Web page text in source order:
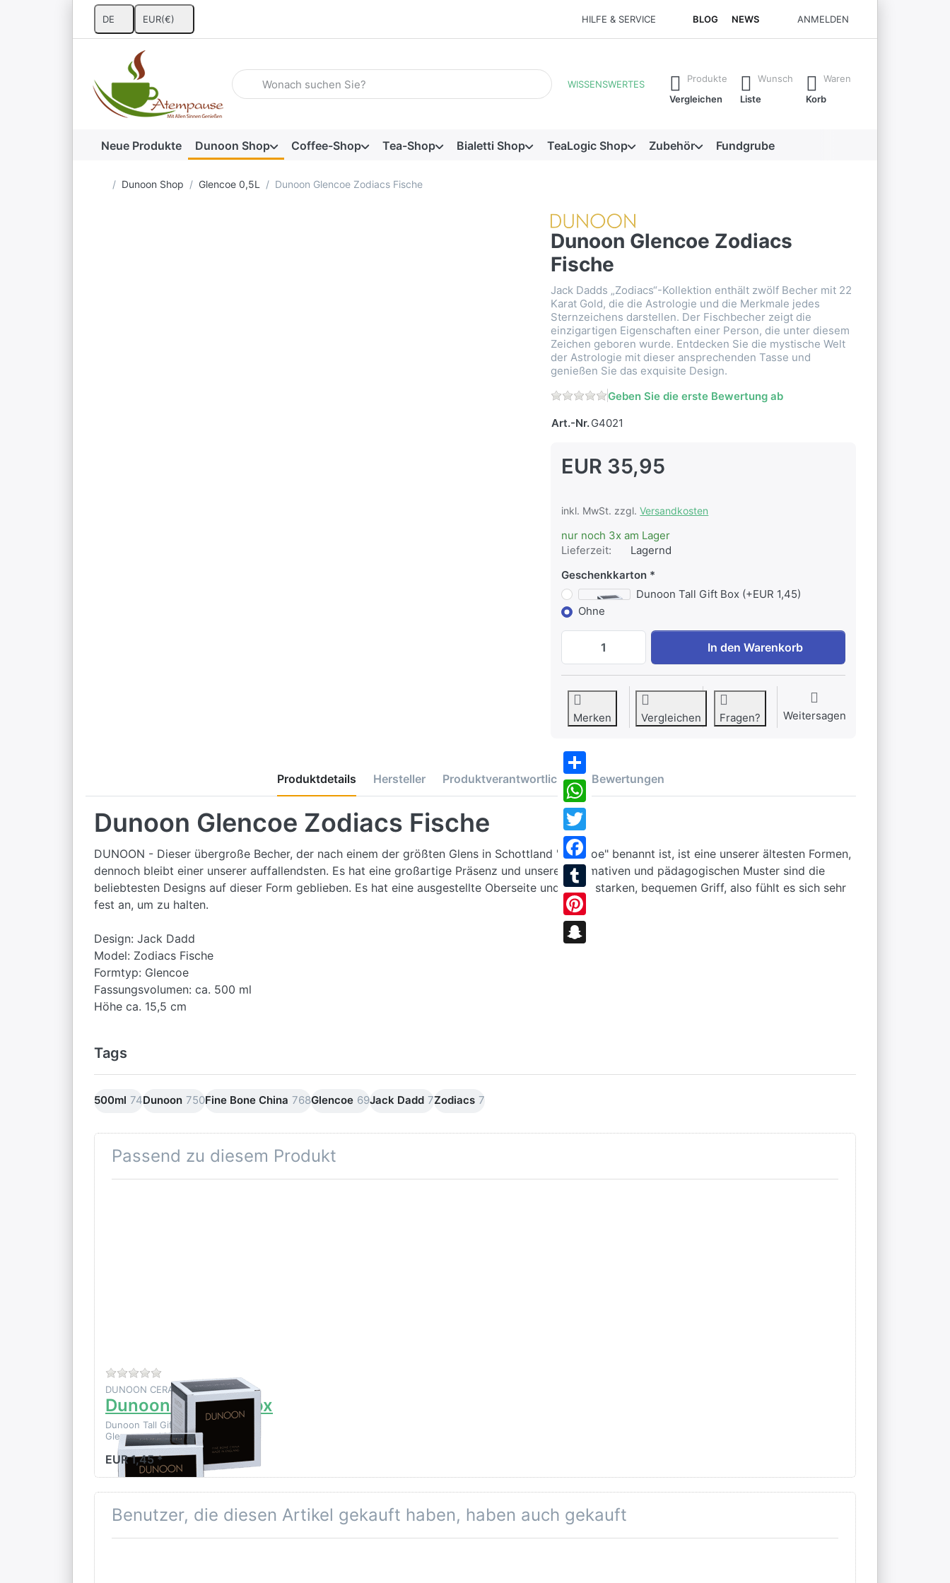
DE EUR(€) HILFE & SERVICE BLOG NEWS ANMELDEN
Geben Sie einen Suchbegriff ein. Während Sie tippen, erscheinen automatisch erste Ergebnisse. Drücken Sie die Eingabetaste, um alle
WISSENSWERTES
Produkte
Vergleichen
Wunsch
Liste
Waren
Korb
Neue Produkte Dunoon Shop Coffee-Shop Tea-Shop Bialetti Shop TeaLogic Shop Zubehör Fundgrube
Startseite
Dunoon Shop Glencoe 0,5L Dunoon Glencoe Zodiacs Fische
Dunoon Glencoe Zodiacs
Fische
Jack Dadds „Zodiacs“-Kollektion enthält zwölf Becher mit 22
Karat Gold, die die Astrologie und die Merkmale jedes
Sternzeichens darstellen. Der Fischbecher zeigt die
einzigartigen Eigenschaften einer Person, die unter diesem
Zeichen geboren wurde. Entdecken Sie die mystische Welt
der Astrologie mit dieser ansprechenden Tasse und
genießen Sie das exquisite Design.
Geben Sie die erste Bewertung ab
Art.-Nr.G4021
EUR 35,95
inkl. MwSt. zzgl.Versandkosten
nur noch 3x am Lager
Lieferzeit:
Lagernd
Geschenkkarton
Dunoon Tall Gift Box (+EUR 1,45)
Ohne
Dunoon Glencoe Zodiacs Fische zu EUR 35,95, Menge 1.
In den Warenkorb
Merken Vergleichen Fragen? Weitersagen
Share
WhatsApp
Twitter
Facebook
Tumblr
Pinterest
Produktdetails Hersteller Produktverantwortlicher Bewertungen
Dunoon Glencoe Zodiacs Fische
DUNOON - Dieser übergroße Becher, der nach einem der größten Glens in Schottland "Glencoe" benannt ist, ist eine unserer ältesten Formen,
dennoch bleibt einer unserer auffallendsten. Es hat eine großartige Präsenz und unsere informativen und pädagogischen Muster sind die
beliebtesten Designs auf dieser Form geblieben. Es hat eine ausgestellte Oberseite und einen starken, bequemen Griff, also fühlt es sich sehr
fest an, um zu halten.
Design: Jack Dadd
Model: Zodiacs Fische
Formtyp: Glencoe
Fassungsvolumen: ca. 500 ml
Höhe ca. 15,5 cm
Tags
500ml 74Dunoon 750Fine Bone China 768Glencoe 69Jack Dadd 7Zodiacs 7
Passend zu diesem Produkt
DUNOON CERAMICS LTD
Dunoon Tall Gift Box
Dunoon Tall Gift Box Ideal for
Glencoe and Henley mug shapes
EUR 1,45 *
Benutzer, die diesen Artikel gekauft haben, haben auch gekauft